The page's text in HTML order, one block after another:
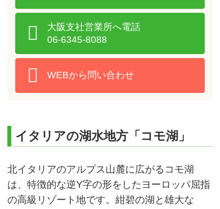
大阪支社営業所へ電話
06-6345-8088
WEBから問い合わせ
イタリアの湖水地方「コモ湖」
北イタリアのアルプス山麓に広がるコモ湖
は、特徴的な逆Y字の形をしたヨーロッパ屈指
の高級リゾート地です。紺碧の湖と雄大な